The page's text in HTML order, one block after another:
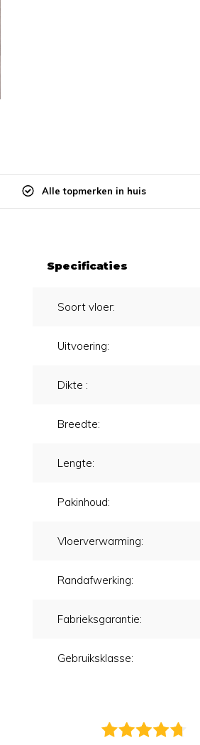
Alle topmerken in huis
Specificaties
Soort vloer:
Uitvoering:
Dikte :
Breedte:
Lengte:
Pakinhoud:
Vloerverwarming:
Randafwerking:
Fabrieksgarantie:
Gebruiksklasse: